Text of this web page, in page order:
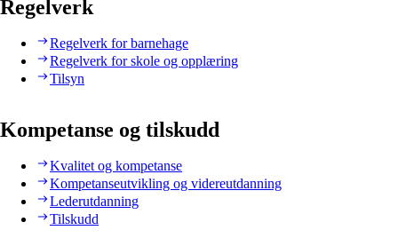
Regelverk
Regelverk for barnehage
Regelverk for skole og opplæring
Tilsyn
Kompetanse og tilskudd
Kvalitet og kompetanse
Kompetanseutvikling og videreutdanning
Lederutdanning
Tilskudd